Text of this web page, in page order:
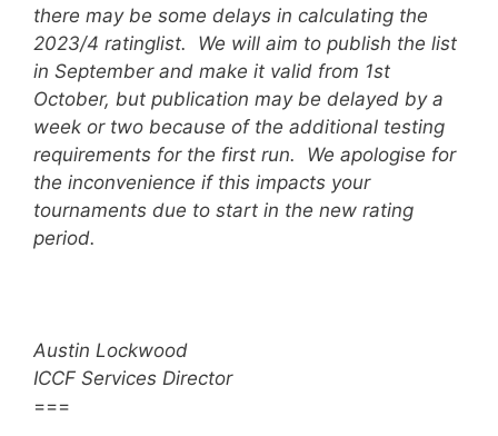
there may be some delays in calculating the
2023/4 ratinglist. We will aim to publish the list
in September and make it valid from 1st
October, but publication may be delayed by a
week or two because of the additional testing
requirements for the first run. We apologise for
the inconvenience if this impacts your
tournaments due to start in the new rating
period.
Austin Lockwood
ICCF Services Director
===